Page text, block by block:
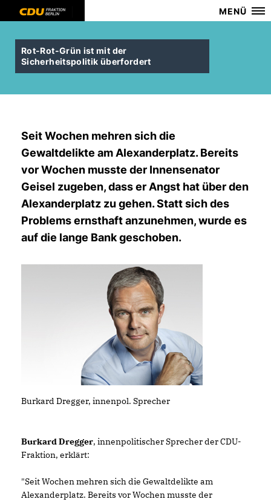
MENÜ
Rot-Rot-Grün ist mit der
Sicherheitspolitik überfordert
Seit Wochen mehren sich die
Gewaltdelikte am Alexanderplatz. Bereits
vor Wochen musste der Innensenator
Geisel zugeben, dass er Angst hat über den
Alexanderplatz zu gehen. Statt sich des
Problems ernsthaft anzunehmen, wurde es
auf die lange Bank geschoben.
Burkard Dregger, innenpol. Sprecher
Burkard Dregger, innenpolitischer Sprecher der CDU-
Fraktion, erklärt:
"Seit Wochen mehren sich die Gewaltdelikte am
Alexanderplatz. Bereits vor Wochen musste der